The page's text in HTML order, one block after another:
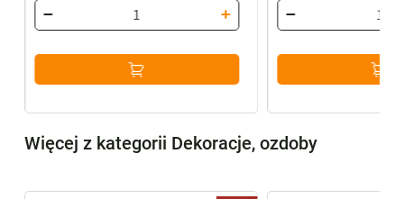
Więcej z kategorii Dekoracje, ozdoby